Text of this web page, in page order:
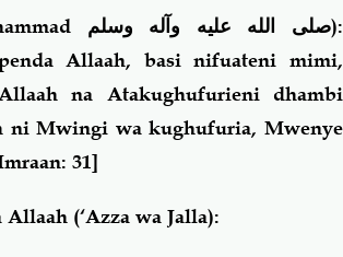
صلى الله عليه وآله وسلم):
Allaah, basi nifuateni mimi,
na Atakughufurieni dhambi
ni Mwingi wa kughufuria, Mwenye
31]
(‘Azza wa Jalla):